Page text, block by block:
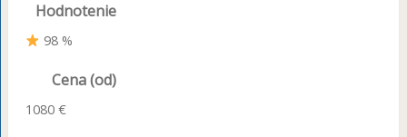
Hodnotenie
98 %
Cena (od)
1080 €